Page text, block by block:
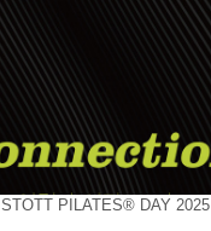
STOTT PILATES® DAY 2025